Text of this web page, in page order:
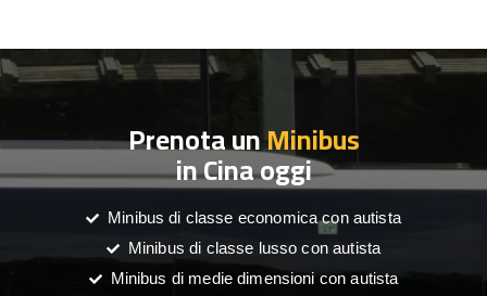
Prenota unMinibus
in Cina oggi
Minibus di classe economica con autista
Minibus di classe lusso con autista
Minibus di medie dimensioni con autista